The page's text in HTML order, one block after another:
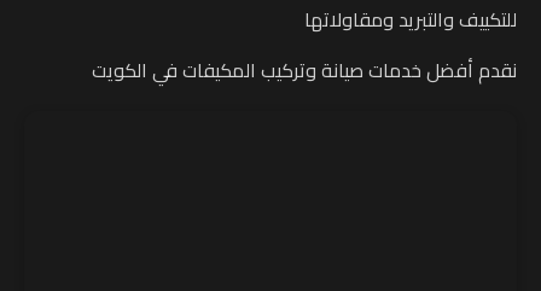
للتكييف والتبريد ومقاولاتها
نقدم أفضل خدمات صيانة وتركيب المكيفات في الكويت